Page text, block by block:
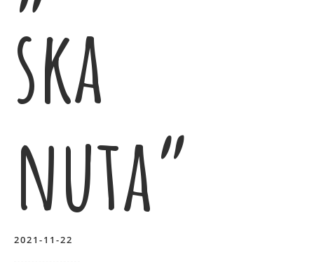
ska
nuta”
2021-11-22